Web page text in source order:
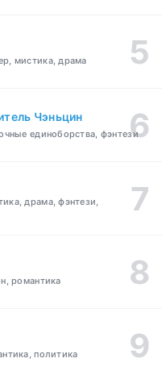
мистика, драма
Чэньцин
единоборства, фэнтези
драма, фэнтези,
романтика
политика